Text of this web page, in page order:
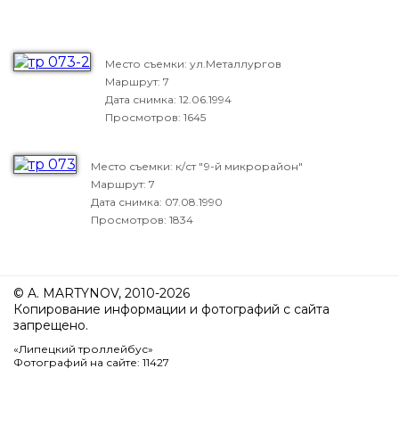
Место съемки: ул.Металлургов
Маршрут: 7
Дата снимка: 12.06.1994
Просмотров: 1645
Место съемки: к/ст "9-й микрорайон"
Маршрут: 7
Дата снимка: 07.08.1990
Просмотров: 1834
© A. MARTYNOV, 2010-2026
Копирование информации и фотографий с сайта
запрещено.
«Липецкий троллейбус»
Фотографий на сайте: 11427